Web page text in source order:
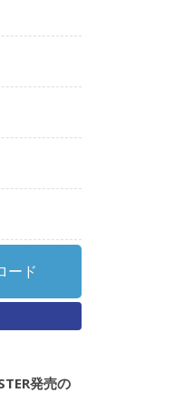
ード
発売の